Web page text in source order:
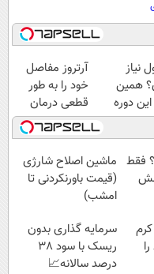
نیاز
همین
دوره
رو شرکت
دیر نشده!
آرتروز مفاصل
خود را به طور
قطعی درمان
کنید!
◗پرسش‌نامه◖
فقط ماشین اصلاح شارژی
(قیمت باورنکردنی تا
امشب)
سرمایه گذاری بدون
ریسک با سود 38
درصد سالانه📈